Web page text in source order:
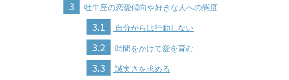
3 牡牛座の恋愛傾向や好きな人への態度
3.1 自分からは行動しない
3.2 時間をかけて愛を育む
3.3 誠実さを求める